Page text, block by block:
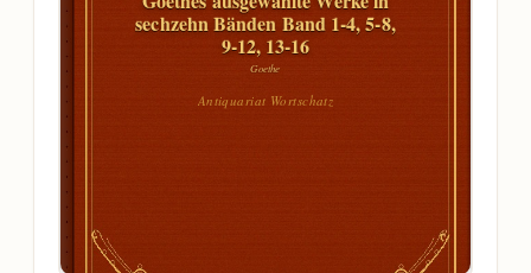
sechzehn Bänden Band 1-4, 5-8,
9-12, 13-16
Goethe
Antiquariat Wortschatz